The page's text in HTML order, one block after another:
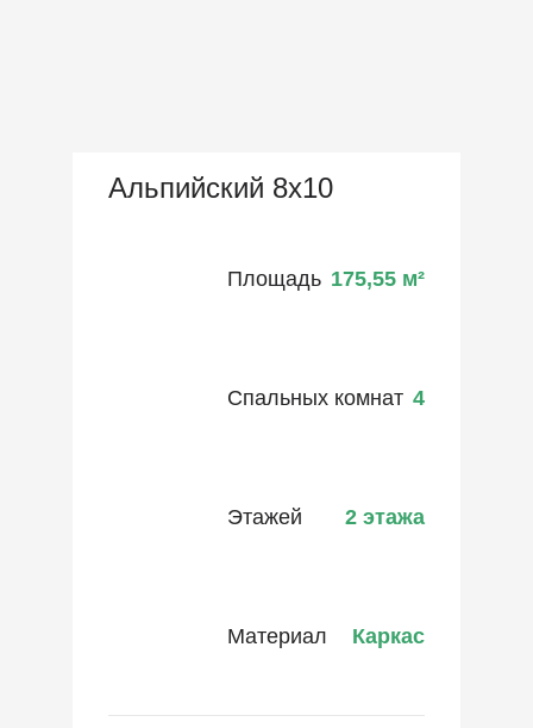
Альпийский 8х10
Площадь 175,55 м²
Спальных комнат 4
Этажей 2 этажа
Материал Каркас